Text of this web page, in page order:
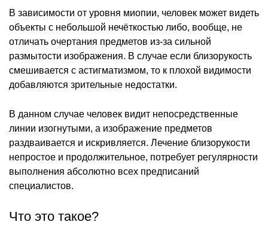
В зависимости от уровня миопии, человек может видеть
объекты с небольшой нечёткостью либо, вообще, не
отличать очертания предметов из-за сильной
размытости изображения. В случае если близорукость
смешивается с астигматизмом, то к плохой видимости
добавляются зрительные недостатки.
В данном случае человек видит непосредственные
линии изогнутыми, а изображение предметов
раздваивается и искривляется. Лечение близорукости
непростое и продолжительное, потребует регулярности
выполнения абсолютно всех предписаний
специалистов.
Что это такое?